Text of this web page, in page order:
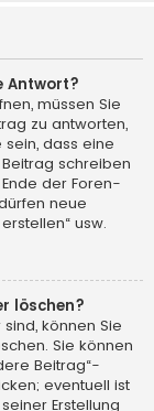
Antwort?
müssen Sie
zu antworten,
sein, dass eine
schreiben
der Foren-
neue
usw.
löschen?
können Sie
Sie können
Beitrag“-
eventuell ist
Erstellung